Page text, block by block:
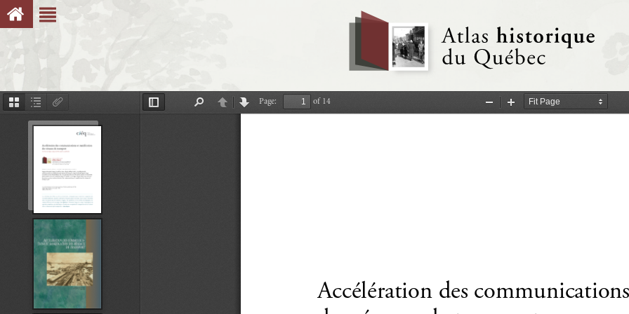
ThumbnailsDocument
Outline
Toggle
PreviousNext
Page: of 14
Zoom
Zoom
Accélération des